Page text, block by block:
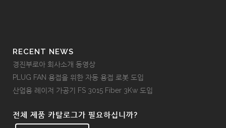
RECENT NEWS
경진부로아 회사소개 동영상
PLUG FAN 용접을 위한 자동 용접 로봇 도입
산업용 레이저 가공기 FS 3015 Fiber 3Kw 도입
전체 제품 카탈로그가 필요하십니까?